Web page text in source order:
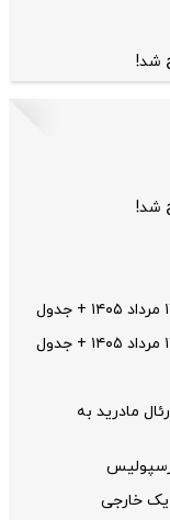
شد!
شد!
مادرید به
یک خارجی